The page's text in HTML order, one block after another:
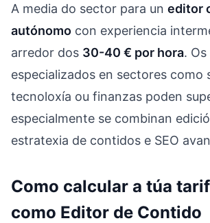
A media do sector para un editor
autónomo con experiencia
arredor dos 30-40 € por hora.
especializados en sectores como
tecnoloxía ou finanzas poden
especialmente se combinan
estratexia de contidos e SEO
Como calcular a túa
como Editor de Contido